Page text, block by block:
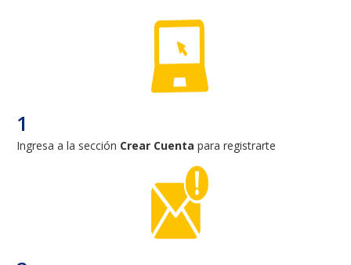
1
Ingresa a la sección Crear Cuenta para registrarte